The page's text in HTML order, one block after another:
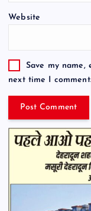
Website
Save my
next time I comment.